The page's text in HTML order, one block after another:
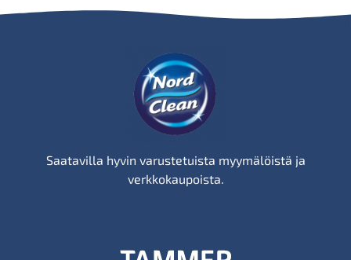
Saatavilla hyvin varustetuista myymälöistä ja
verkkokaupoista.